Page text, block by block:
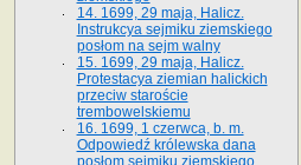
14. 1699, 29 maja, Halicz.
Instrukcya sejmiku ziemskiego
posłom na sejm walny
15. 1699, 29 maja, Halicz.
Protestacya ziemian halickich
przeciw staroście
trembowelskiemu
16. 1699, 1 czerwca, b. m.
Odpowiedź królewska dana
posłom sejmiku ziemskiego